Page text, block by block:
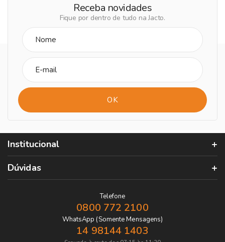
Receba novidades
Fique por dentro de tudo na Jacto.
Institucional
Dúvidas
Telefone
0800 772 2100
WhatsApp (Somente Mensagens)
14 98144 1403